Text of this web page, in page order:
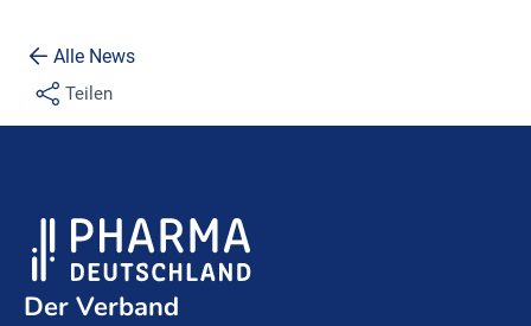
Alle News
Teilen
Der Verband